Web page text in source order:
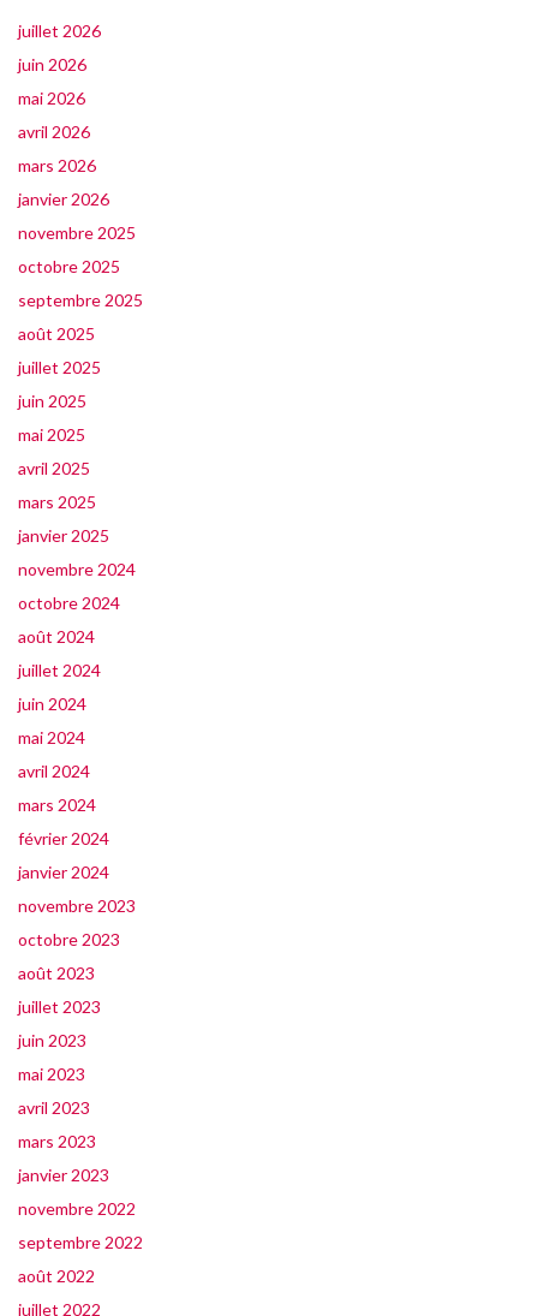
juillet 2026
juin 2026
mai 2026
avril 2026
mars 2026
janvier 2026
novembre 2025
octobre 2025
septembre 2025
août 2025
juillet 2025
juin 2025
mai 2025
avril 2025
mars 2025
janvier 2025
novembre 2024
octobre 2024
août 2024
juillet 2024
juin 2024
mai 2024
avril 2024
mars 2024
février 2024
janvier 2024
novembre 2023
octobre 2023
août 2023
juillet 2023
juin 2023
mai 2023
avril 2023
mars 2023
janvier 2023
novembre 2022
septembre 2022
août 2022
juillet 2022